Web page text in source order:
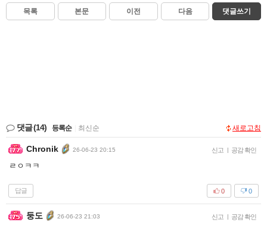
목록 본문 이전 다음 댓글쓰기
댓글(14) 등록순 최신순 새로고침
Chronik 26-06-23 20:15 신고 | 공감 확인
ㄹㅇㅋㅋ
답글 0
0
둥도 26-06-23 21:03 신고 | 공감 확인